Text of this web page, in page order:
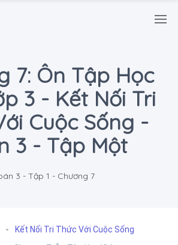
7: Ôn Tập Học
3 - Kết Nối Tri
Cuộc Sống -
3 - Tập Một
3 - Tập 1 - Chương 7
Kết Nối Tri Thức Với Cuộc Sống